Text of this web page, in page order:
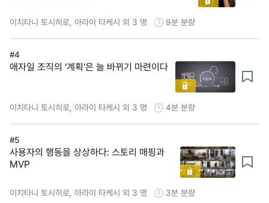
이치타니 토시히로, 아라이 타케시 외 3 명 9분 분량
#4
애자일 조직의 '계획'은 늘 바뀌기 마련이다
이치타니 토시히로, 아라이 타케시 외 3 명 4분 분량
#5
사용자의 행동을 상상하다: 스토리 매핑과
MVP
이치타니 토시히로, 아라이 타케시 외 3 명 3분 분량